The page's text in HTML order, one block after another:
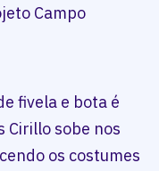
Campo
fivela e bota é
Cirillo sobe nos
os costumes